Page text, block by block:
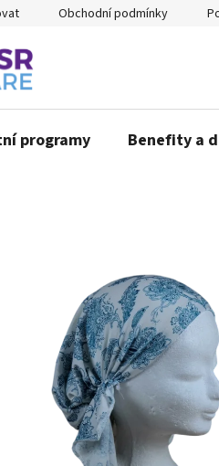
Obchodní podmínky
programy Benefity a